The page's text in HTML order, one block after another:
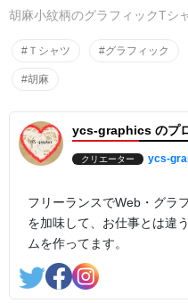
胡麻小紋柄のグラフィックTシ
#Ｔシャツ #グラフィック
#胡麻
ycs-graphics のプ
クリエーター ycs-
フリーランスでWeb・グラ
を加味して、お仕事とは違
ムを作ってます。